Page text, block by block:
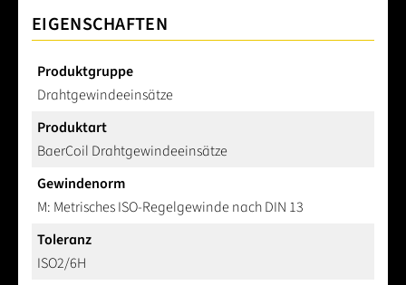
EIGENSCHAFTEN
Produktgruppe
Drahtgewindeeinsätze
Produktart
BaerCoil Drahtgewindeeinsätze
Gewindenorm
M: Metrisches ISO-Regelgewinde nach DIN 13
Toleranz
ISO2/6H